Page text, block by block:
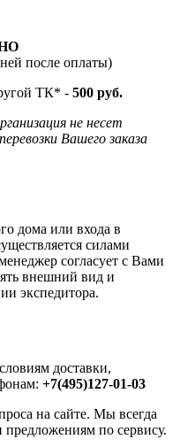
после оплаты)
ТК* - 500 руб.
не несет
Вашего заказа
дома или входа в
силами
согласует с Вами
внешний вид и
экспедитора.
доставки,
+7(495)127-01-03
на сайте. Мы всегда
по сервису.